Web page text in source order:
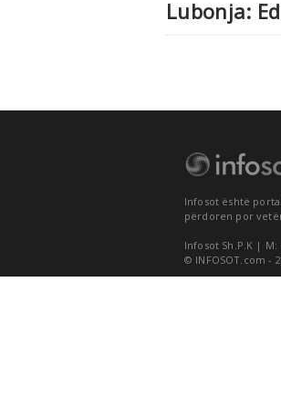
Lubonja:
Infosot është
përdoren por
Infosot Sh.P.K | M:
© INFOSOT.com -